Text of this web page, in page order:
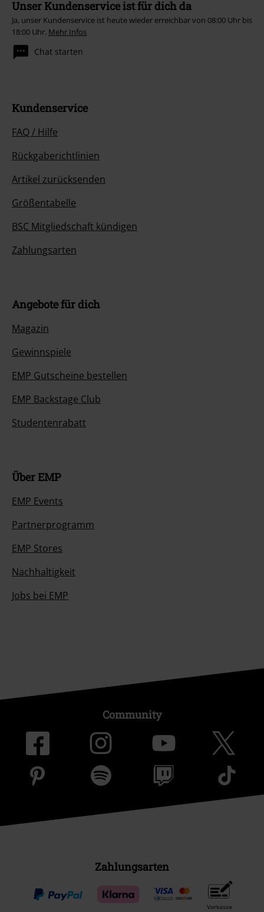
Unser Kundenservice ist für dich da
Ja, unser Kundenservice ist heute wieder erreichbar von 08:00 Uhr bis
18:00 Uhr. Mehr Infos
Chat starten
Kundenservice
FAQ / Hilfe
Rückgaberichtlinien
Artikel zurücksenden
Größentabelle
BSC Mitgliedschaft kündigen
Zahlungsarten
Angebote für dich
Magazin
Gewinnspiele
EMP Gutscheine bestellen
EMP Backstage Club
Studentenrabatt
Über EMP
EMP Events
Partnerprogramm
EMP Stores
Nachhaltigkeit
Jobs bei EMP
Community
Zahlungsarten
Vorkasse